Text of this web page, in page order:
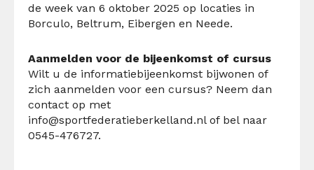
de week van 6 oktober 2025 op locaties in
Borculo, Beltrum, Eibergen en Neede.
Aanmelden voor de bijeenkomst of cursus
Wilt u de informatiebijeenkomst bijwonen of
zich aanmelden voor een cursus? Neem dan
contact op met
info@sportfederatieberkelland.nlof bel naar
0545-476727.